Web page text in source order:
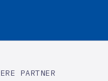
PARTNER